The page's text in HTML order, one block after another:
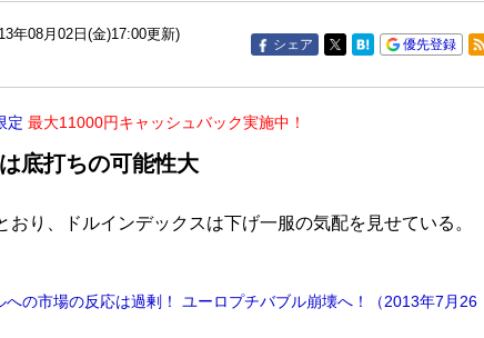
年08月02日(金)17:00更新)
シェア 優先登録
定 最大11000円キャッシュバック実施中！
底打ちの可能性大
おり、ドルインデックスは下げ一服の気配を見せている。
への市場の反応は過剰！ ユーロプチバブル崩壊へ！（2013年7月26